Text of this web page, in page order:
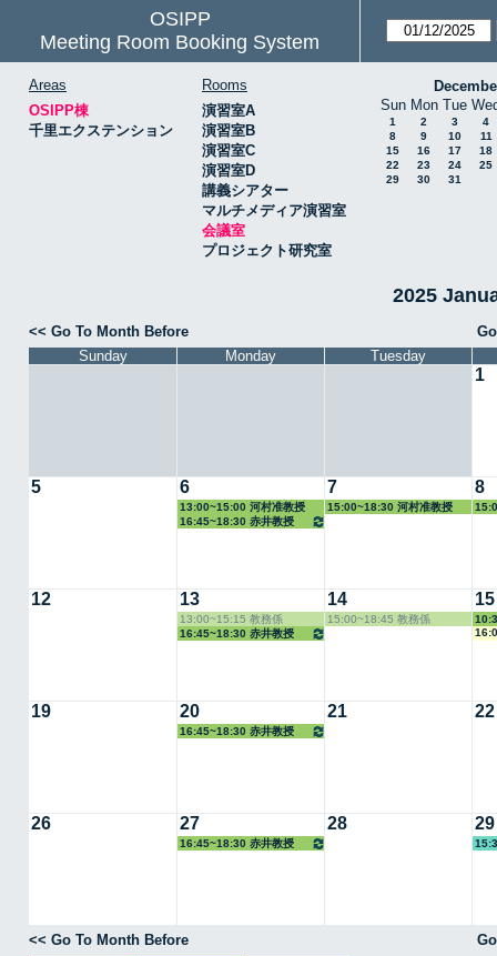
OSIPP
Meeting Room Booking System
Areas
OSIPP棟
千里エクステンション
Rooms
演習室A
演習室B
演習室C
演習室D
講義シアター
マルチメディア演習室
会議室
プロジェクト研究室
Sun Mon Tue
1 2 3
4
8
9 10
11
15
16 17
18
22
23 24
25
29
30 31
2025
<< Go To Month Before
Sunday
Monday Tuesday
1
5 6
13:00~15:00 河村准教授
16:45~18:30 赤井教授
7
15:00~18:30 河村准教授
8
12 13
13:00~15:15 教務係
16:45~18:30 赤井教授
14
15:00~18:45 教務係
15
19 20
16:45~18:30 赤井教授
21 22
26 27
16:45~18:30 赤井教授
28 29
<< Go To Month Before